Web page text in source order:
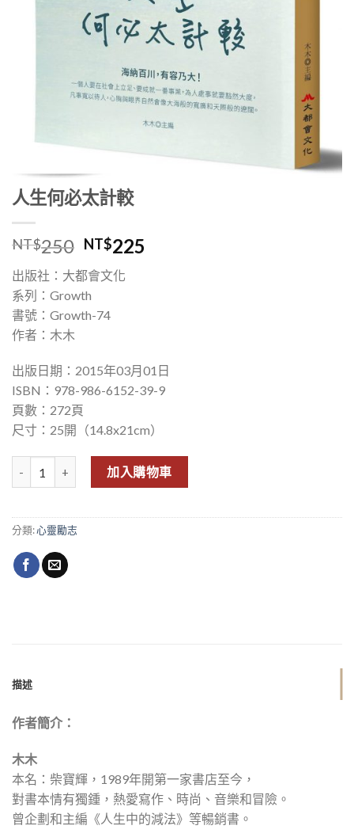
人生何必太計較
NT$250 NT$225
出版社：大都會文化
系列：Growth
書號：Growth-74
作者：木木
出版日期：2015年03月01日
ISBN：978-986-6152-39-9
頁數：272頁
尺寸：25開（14.8x21cm）
人生何必太計較 數量加入購物車
分類:心靈勵志
描述
作者簡介：
木木
本名：柴寶輝，1989年開第一家書店至今，
對書本情有獨鍾，熱愛寫作、時尚、音樂和冒險。
曾企劃和主編《人生中的減法》等暢銷書。